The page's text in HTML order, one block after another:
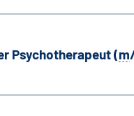
Psychotherapeut (m